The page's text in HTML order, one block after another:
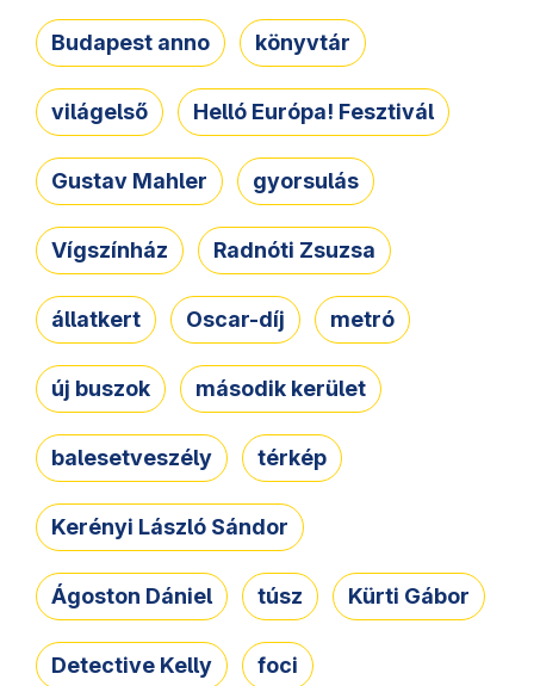
Budapest anno könyvtár
világelső Helló Európa! Fesztivál
Gustav Mahler gyorsulás
Vígszínház Radnóti Zsuzsa
állatkert Oscar-díj metró
új buszok második kerület
balesetveszély térkép
Kerényi László Sándor
Ágoston Dániel túsz Kürti Gábor
Detective Kelly foci